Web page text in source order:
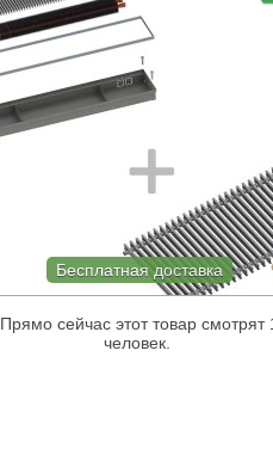
Бесплатная доставка
Прямо сейчас этот товар смотрят
человек.